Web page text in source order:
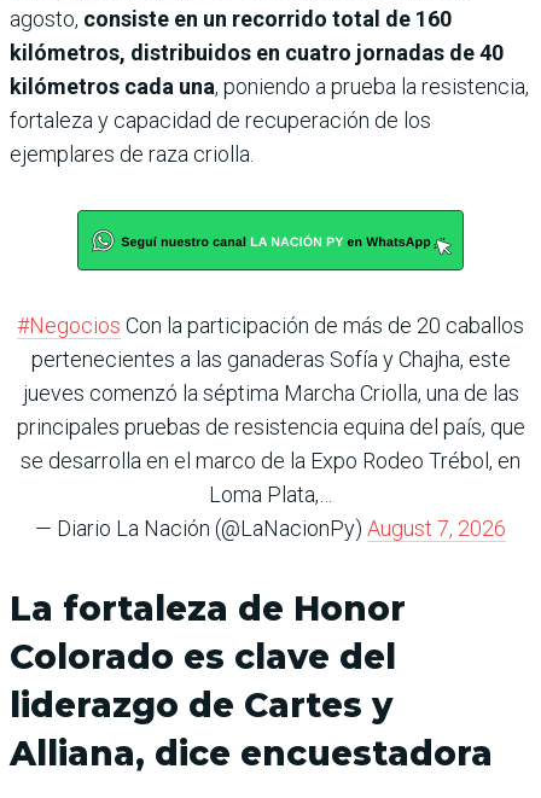
agosto, consiste en un recorrido total de 160
kilómetros, distribuidos en cuatro jornadas de 40
kilómetros cada una, poniendo a prueba la resistencia,
fortaleza y capacidad de recuperación de los
ejemplares de raza criolla.
#Negocios Con la participación de más de 20 caballos
pertenecientes a las ganaderas Sofía y Chajha, este
jueves comenzó la séptima Marcha Criolla, una de las
principales pruebas de resistencia equina del país, que
se desarrolla en el marco de la Expo Rodeo Trébol, en
Loma Plata,…
— Diario La Nación (@LaNacionPy) August 7, 2026
La fortaleza de Honor
Colorado es clave del
liderazgo de Cartes y
Alliana, dice encuestadora